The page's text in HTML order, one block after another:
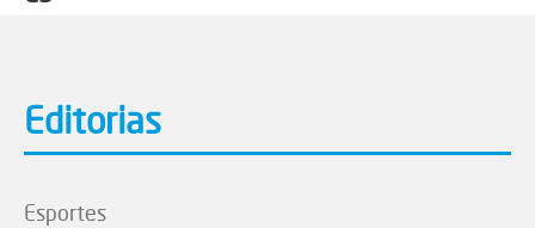
Editorias
Esportes